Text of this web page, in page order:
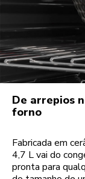
De arrepios
forno
Fabricada em
4,7 L vai do
pronta para